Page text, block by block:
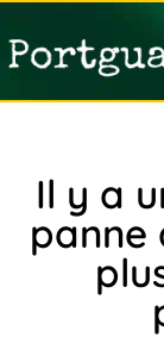
Il y a
panne